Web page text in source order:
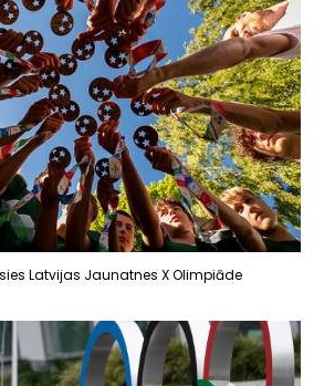
Latvijas Jaunatnes X Olimpiāde